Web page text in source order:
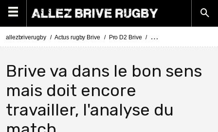
allezbriverugby Actus rugby Brive Pro D2 Brive Pro D2 Nevers - Brive :
Brive va dans le bon sens
mais doit encore
travailler, l'analyse du